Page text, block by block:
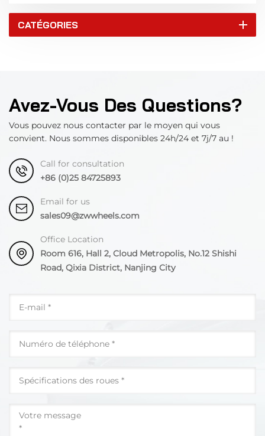
CATÉGORIES
Avez-Vous Des Questions?
Vous pouvez nous contacter par le moyen qui vous
convient. Nous sommes disponibles 24h/24 et 7j/7 au !
Call for consultation
+86 (0)25 84725893
Email for us
sales09@zwwheels.com
Office Location
Room 616, Hall 2, Cloud Metropolis, No.12 Shishi
Road, Qixia District, Nanjing City